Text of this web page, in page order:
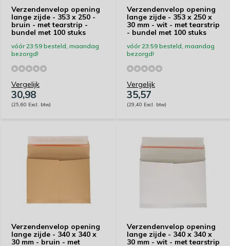
Verzendenvelop opening
lange zijde - 353 x 250 -
bruin - met tearstrip -
bundel met 100 stuks
vóór 23:59 besteld, maandag
bezorgd!
Vergelijk
30,98
(25,60 Excl. btw)
Verzendenvelop opening
lange zijde - 353 x 250 x
30 mm - wit - met tearstrip
- bundel met 100 stuks
vóór 23:59 besteld, maandag
bezorgd!
Vergelijk
35,57
(29,40 Excl. btw)
Verzendenvelop opening
lange zijde - 340 x 340 x
30 mm - bruin - met
Verzendenvelop opening
lange zijde - 340 x 340 x
30 mm - wit - met tearstrip